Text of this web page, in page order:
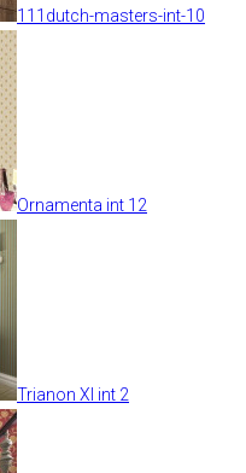
111dutch-masters-int-10
Ornamenta int 12
Trianon XI int 2